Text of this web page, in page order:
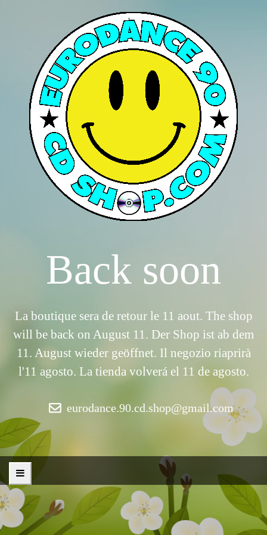
Back soon
La boutique sera de retour le 11 aout. The shop
will be back on August 11. Der Shop ist ab dem
11. August wieder geöffnet. Il negozio riaprirà
l'11 agosto. La tienda volverá el 11 de agosto.
eurodance.90.cd.shop@gmail.com